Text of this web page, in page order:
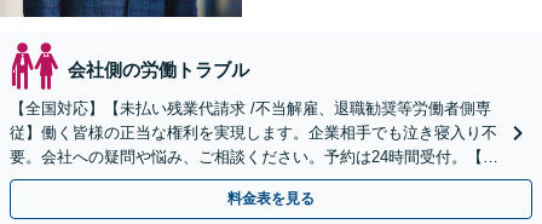
会社側の労働トラブル
【全国対応】【未払い残業代請求 /不当解雇、退職勧奨等労働者側専
従】働く皆様の正当な権利を実現します。企業相手でも泣き寝入り不
要。会社への疑問や悩み、ご相談ください。予約は24時間受付。【初
回面談無料】【夜間・休日対応可】
料金表を見る